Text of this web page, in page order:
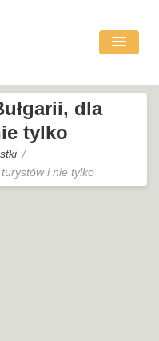
dla
tylko
i nie tylko